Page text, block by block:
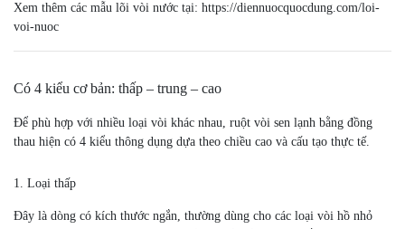
Xem thêm các mẫu lõi vòi nước tại: https://diennuocquocdung.com/loi-
voi-nuoc
Có 4 kiểu cơ bản: thấp – trung – cao
Để phù hợp với nhiều loại vòi khác nhau, ruột vòi sen lạnh bằng đồng
thau hiện có 4 kiểu thông dụng dựa theo chiều cao và cấu tạo thực tế.
1. Loại thấp
Đây là dòng có kích thước ngắn, thường dùng cho các loại vòi hồ nhỏ